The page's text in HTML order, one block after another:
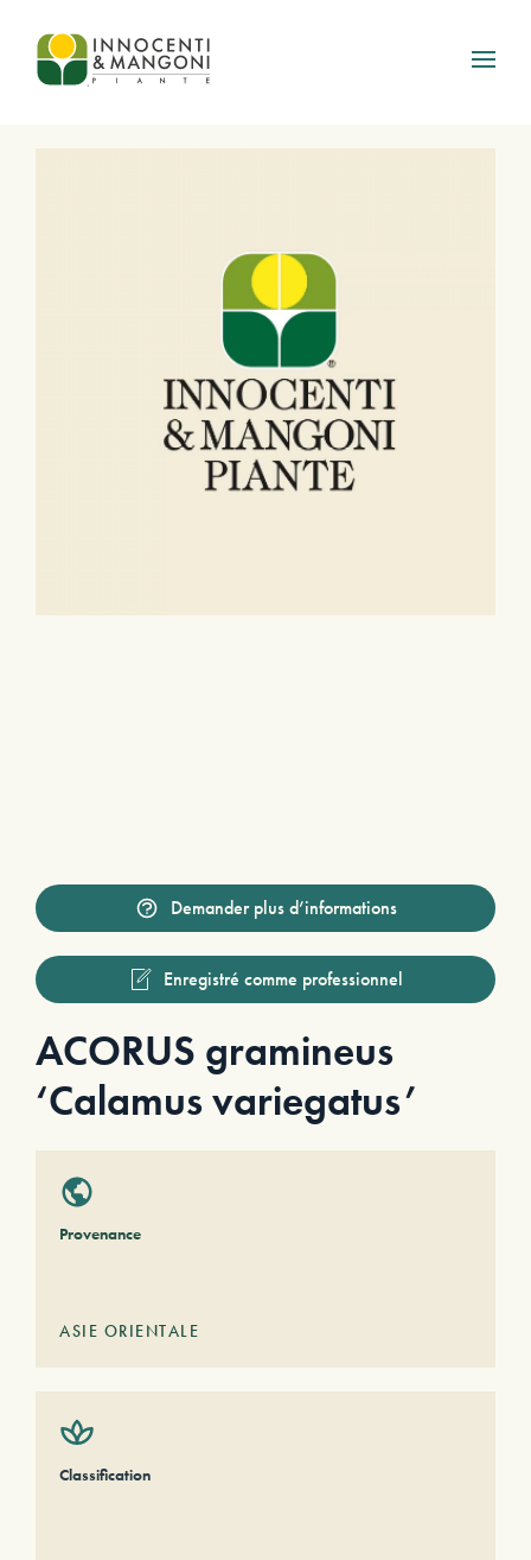
Skip to main content
Demander plus d’informations
Enregistré comme professionnel
ACORUS gramineus
‘Calamus variegatus’
Provenance
ASIE ORIENTALE
Classification